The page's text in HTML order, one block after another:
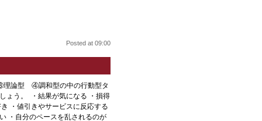
Posted at 09:00
論型 ④調和型の中の行動型タ
ょう。 ・結果が気になる ・損得
・値引きやサービスに反応する
・自分のペースを乱されるのが